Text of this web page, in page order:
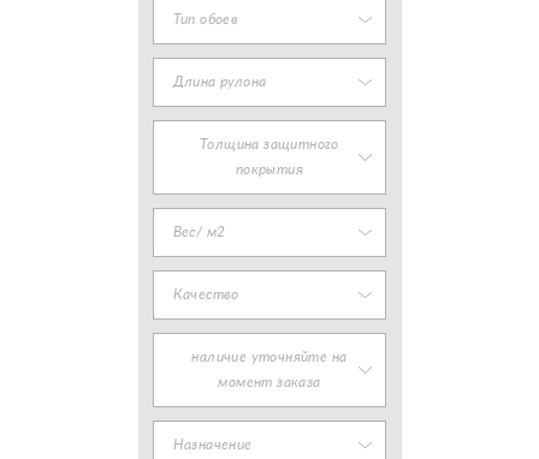
Тип обоев
Длина рулона
Толщина защитного
покрытия
Вес/ м2
Качество
наличие уточняйте на
момент заказа
Назначение